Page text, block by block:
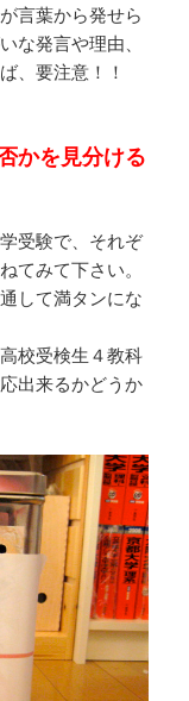
言葉から発せら
な発言や理由、
、要注意！！
かを見分ける
受験で、それぞ
てみて下さい。
して満タンにな
校受検生４教科
出来るかどうか